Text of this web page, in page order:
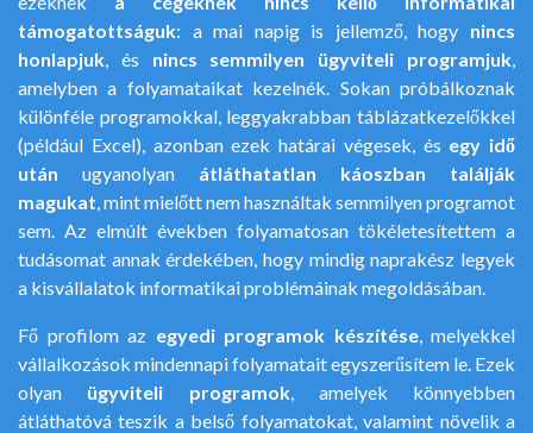
támogatottságuk: a mai napig is jellemző, hogy nincs
honlapjuk, és nincs semmilyen ügyviteli programjuk,
amelyben a folyamataikat kezelnék. Sokan próbálkoznak
különféle programokkal, leggyakrabban táblázatkezelőkkel
(például Excel), azonban ezek határai végesek, és egy idő
után ugyanolyan átláthatatlan káoszban találják
magukat, mint mielőtt nem használtak semmilyen programot
sem. Az elmúlt években folyamatosan tökéletesítettem a
tudásomat annak érdekében, hogy mindig naprakész legyek
a kisvállalatok informatikai problémáinak megoldásában.
Fő profilom az egyedi programok készítése, melyekkel
vállalkozások mindennapi folyamatait egyszerűsítem le. Ezek
olyan ügyviteli programok, amelyek könnyebben
átláthatóvá teszik a belső folyamatokat, valamint növelik a